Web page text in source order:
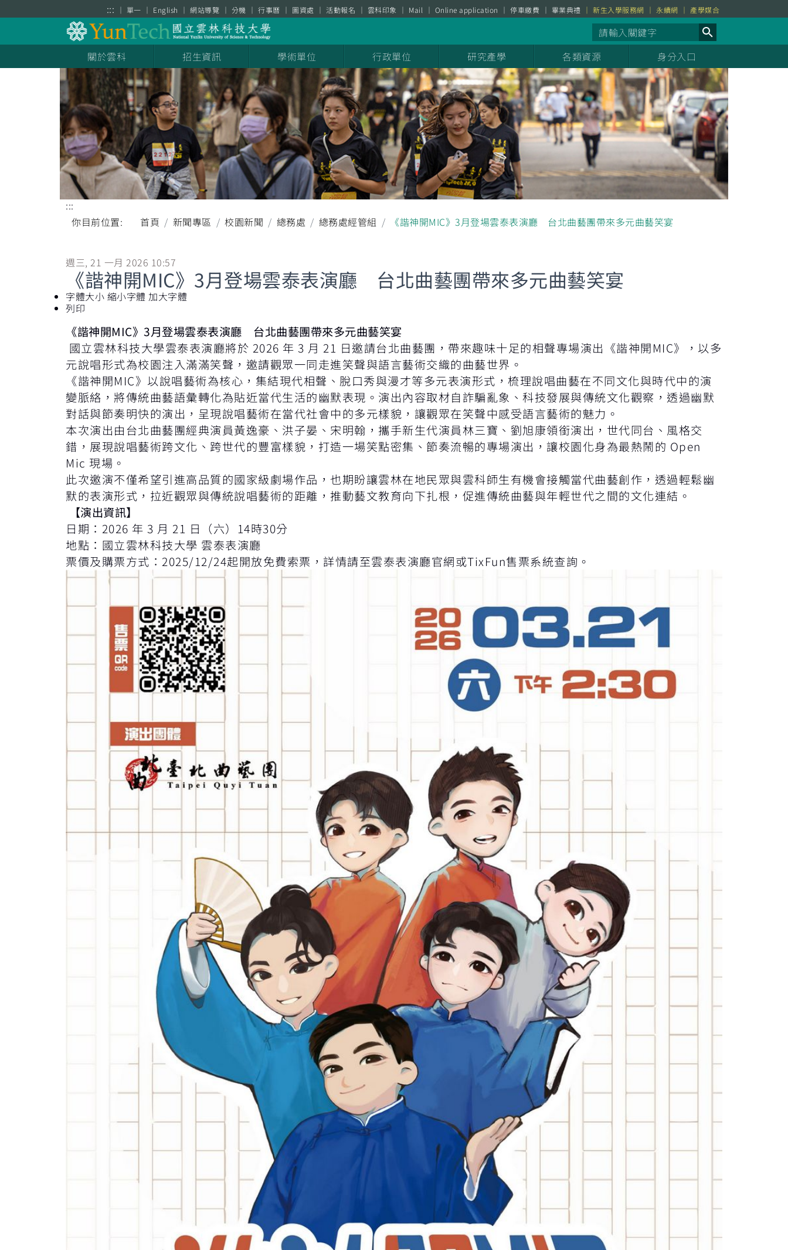
::: 單一 English 網站導覽 分機 行事曆 圖資處 活動報名 雲科印象 Mail Online application 停車繳費 畢業典禮 新生入學服務網 永續網 產學媒合
關於雲科 招生資訊 學術單位 行政單位 研究產學 各類資源 身分入口
:::
你目前位置:
首頁 新聞專區 校園新聞 總務處 總務處經管組 《諧神開MIC》3月登場雲泰表演廳 台北曲藝團帶來多元曲藝笑宴
週三, 21 一月 2026 10:57
《諧神開MIC》3月登場雲泰表演廳 台北曲藝團帶來多元曲藝笑宴
字體大小 縮小字體 加大字體
列印
《諧神開MIC》 3月登場雲泰表演廳 台北曲藝團帶來多元曲藝笑宴
國立雲林科技大學雲泰表演廳將於 2026 年 3 月 21 日邀請台北曲藝團，帶來趣味十足的相聲專場演出《諧神開MIC》，以多
元說唱形式為校園注入滿滿笑聲，邀請觀眾一同走進笑聲與語言藝術交織的曲藝世界。
《諧神開MIC》以說唱藝術為核心，集結現代相聲、脫口秀與漫才等多元表演形式，梳理說唱曲藝在不同文化與時代中的演
變脈絡，將傳統曲藝語彙轉化為貼近當代生活的幽默表現。演出內容取材自詐騙亂象、科技發展與傳統文化觀察，透過幽默
對話與節奏明快的演出，呈現說唱藝術在當代社會中的多元樣貌，讓觀眾在笑聲中感受語言藝術的魅力。
本次演出由台北曲藝團經典演員黃逸豪、洪子晏、宋明翰，攜手新生代演員林三寶、劉旭康領銜演出，世代同台、風格交
錯，展現說唱藝術跨文化、跨世代的豐富樣貌，打造一場笑點密集、節奏流暢的專場演出，讓校園化身為最熱鬧的 Open
Mic 現場。
此次邀演不僅希望引進高品質的國家級劇場作品，也期盼讓雲林在地民眾與雲科師生有機會接觸當代曲藝創作，透過輕鬆幽
默的表演形式，拉近觀眾與傳統說唱藝術的距離，推動藝文教育向下扎根，促進傳統曲藝與年輕世代之間的文化連結。
【演出資訊】
日期：2026 年 3 月 21 日（六）14時30分
地點：國立雲林科技大學 雲泰表演廳
票價及購票方式：2025/12/24起開放免費索票，詳情請至雲泰表演廳官網或TixFun售票系統查詢。